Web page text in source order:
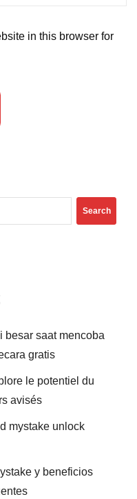
in this browser for
Search
besar saat mencoba
gratis
le potentiel du
avisés
mystake unlock
y beneficios